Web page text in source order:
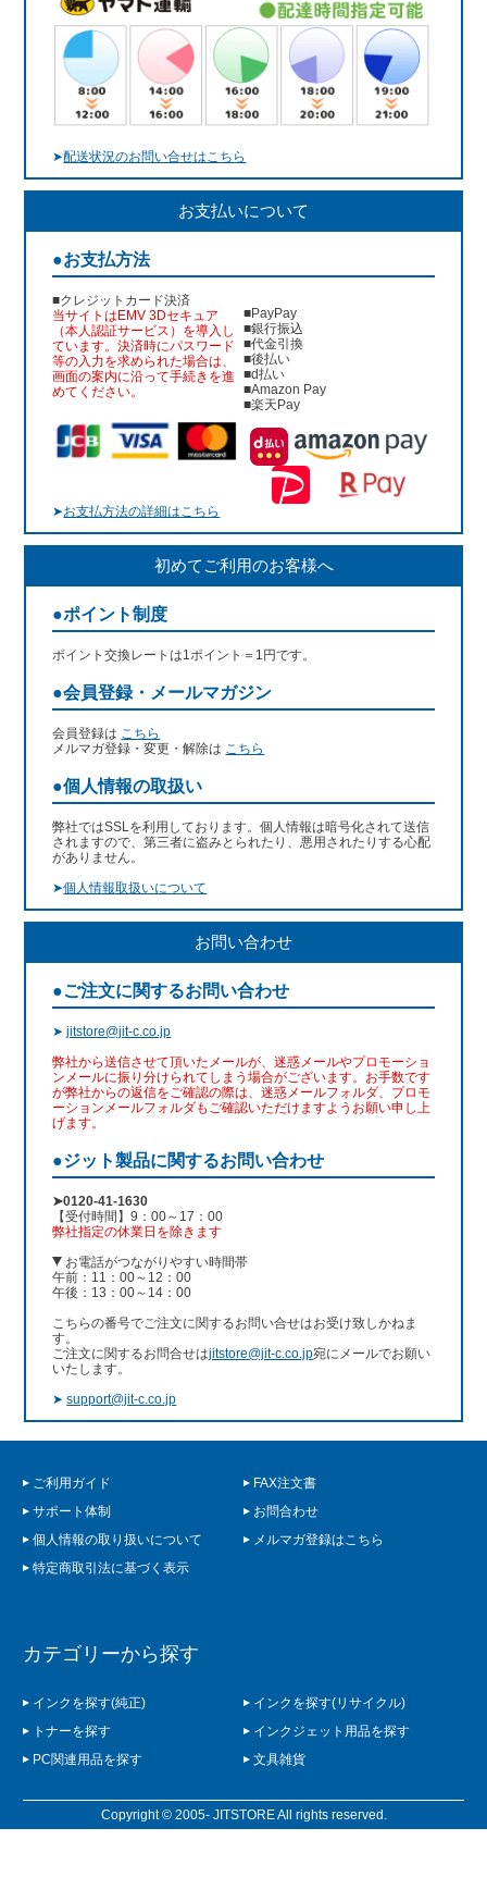
➤配送状況のお問い合せはこちら
お支払いについて
●お支払方法
■クレジットカード決済
当サイトはEMV 3Dセキュア
（本人認証サービス）を導入し
ています。決済時にパスワード
等の入力を求められた場合は、
画面の案内に沿って手続きを進
めてください。
■PayPay
■銀行振込
■代金引換
■後払い
■d払い
■Amazon Pay
■楽天Pay
➤お支払方法の詳細はこちら
初めてご利用のお客様へ
●ポイント制度
ポイント交換レートは1ポイント＝1円です。
●会員登録・メールマガジン
会員登録は こちら
メルマガ登録・変更・解除は こちら
●個人情報の取扱い
弊社ではSSLを利用しております。個人情報は暗号化されて送信
されますので、第三者に盗みとられたり、悪用されたりする心配
がありません。
➤個人情報取扱いについて
お問い合わせ
●ご注文に関するお問い合わせ
➤jitstore@jit-c.co.jp
弊社から送信させて頂いたメールが、迷惑メールやプロモーショ
ンメールに振り分けられてしまう場合がございます。お手数です
が弊社からの返信をご確認の際は、迷惑メールフォルダ、プロモ
ーションメールフォルダもご確認いただけますようお願い申し上
げます。
●ジット製品に関するお問い合わせ
➤0120-41-1630
【受付時間】9：00～17：00
弊社指定の休業日を除きます
お電話がつながりやすい時間帯
午前：11：00～12：00
午後：13：00～14：00
こちらの番号でご注文に関するお問い合せはお受け致しかねま
す。
ご注文に関するお問合せはjitstore@jit-c.co.jp宛にメールでお願い
いたします。
➤support@jit-c.co.jp
ご利用ガイド
FAX注文書
サポート体制
お問合わせ
個人情報の取り扱いについて
メルマガ登録はこちら
特定商取引法に基づく表示
カテゴリーから探す
インクを探す(純正)
インクを探す(リサイクル)
トナーを探す
インクジェット用品を探す
PC関連用品を探す
文具雑貨
Copyright © 2005- JITSTORE All rights reserved.